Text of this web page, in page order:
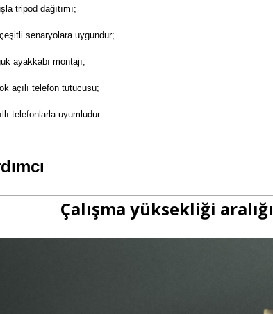
tripod dağıtımı;
senaryolara uygundur;
ayakkabı montajı;
açılı telefon tutucusu;
telefonlarla uyumludur.
Çalışma yüksekliği aralığı